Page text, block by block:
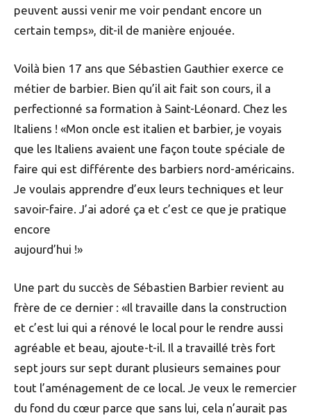
peuvent aussi venir me voir pendant encore un
certain temps», dit-il de manière enjouée.
Voilà bien 17 ans que Sébastien Gauthier exerce ce
métier de barbier. Bien qu’il ait fait son cours, il a
perfectionné sa formation à Saint-Léonard. Chez les
Italiens ! «Mon oncle est italien et barbier, je voyais
que les Italiens avaient une façon toute spéciale de
faire qui est différente des barbiers nord-américains.
Je voulais apprendre d’eux leurs techniques et leur
savoir-faire. J’ai adoré ça et c’est ce que je pratique
encore
aujourd’hui !»
Une part du succès de Sébastien Barbier revient au
frère de ce dernier : «Il travaille dans la construction
et c’est lui qui a rénové le local pour le rendre aussi
agréable et beau, ajoute-t-il. Il a travaillé très fort
sept jours sur sept durant plusieurs semaines pour
tout l’aménagement de ce local. Je veux le remercier
du fond du cœur parce que sans lui, cela n’aurait pas